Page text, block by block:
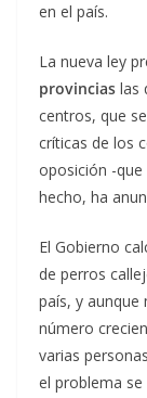
en el país.
La nueva ley
provincias las
centros, que
críticas de los
oposición -que
hecho, ha
El Gobierno
de perros
país, y aunque
número
varias
el problema